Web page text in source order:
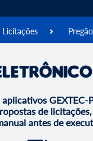
Licitações
GEXTEC-
de
antes de